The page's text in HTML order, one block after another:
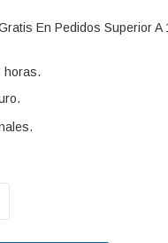
En Pedidos Superior A
horas.
DE FILTRO
LA